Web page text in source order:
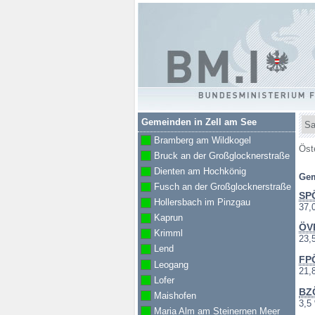
BM.I
für Inneres
Sie
3,5
Gemeinden in Zell am See
Bramberg am Wildkogel
Bruck an der Großglocknerstraße
Dienten am Hochkönig
Fusch an der Großglocknerstraße
Hollersbach im Pinzgau
Kaprun
Krimml
Lend
Leogang
Lofer
Maishofen
Maria Alm am Steinernen Meer